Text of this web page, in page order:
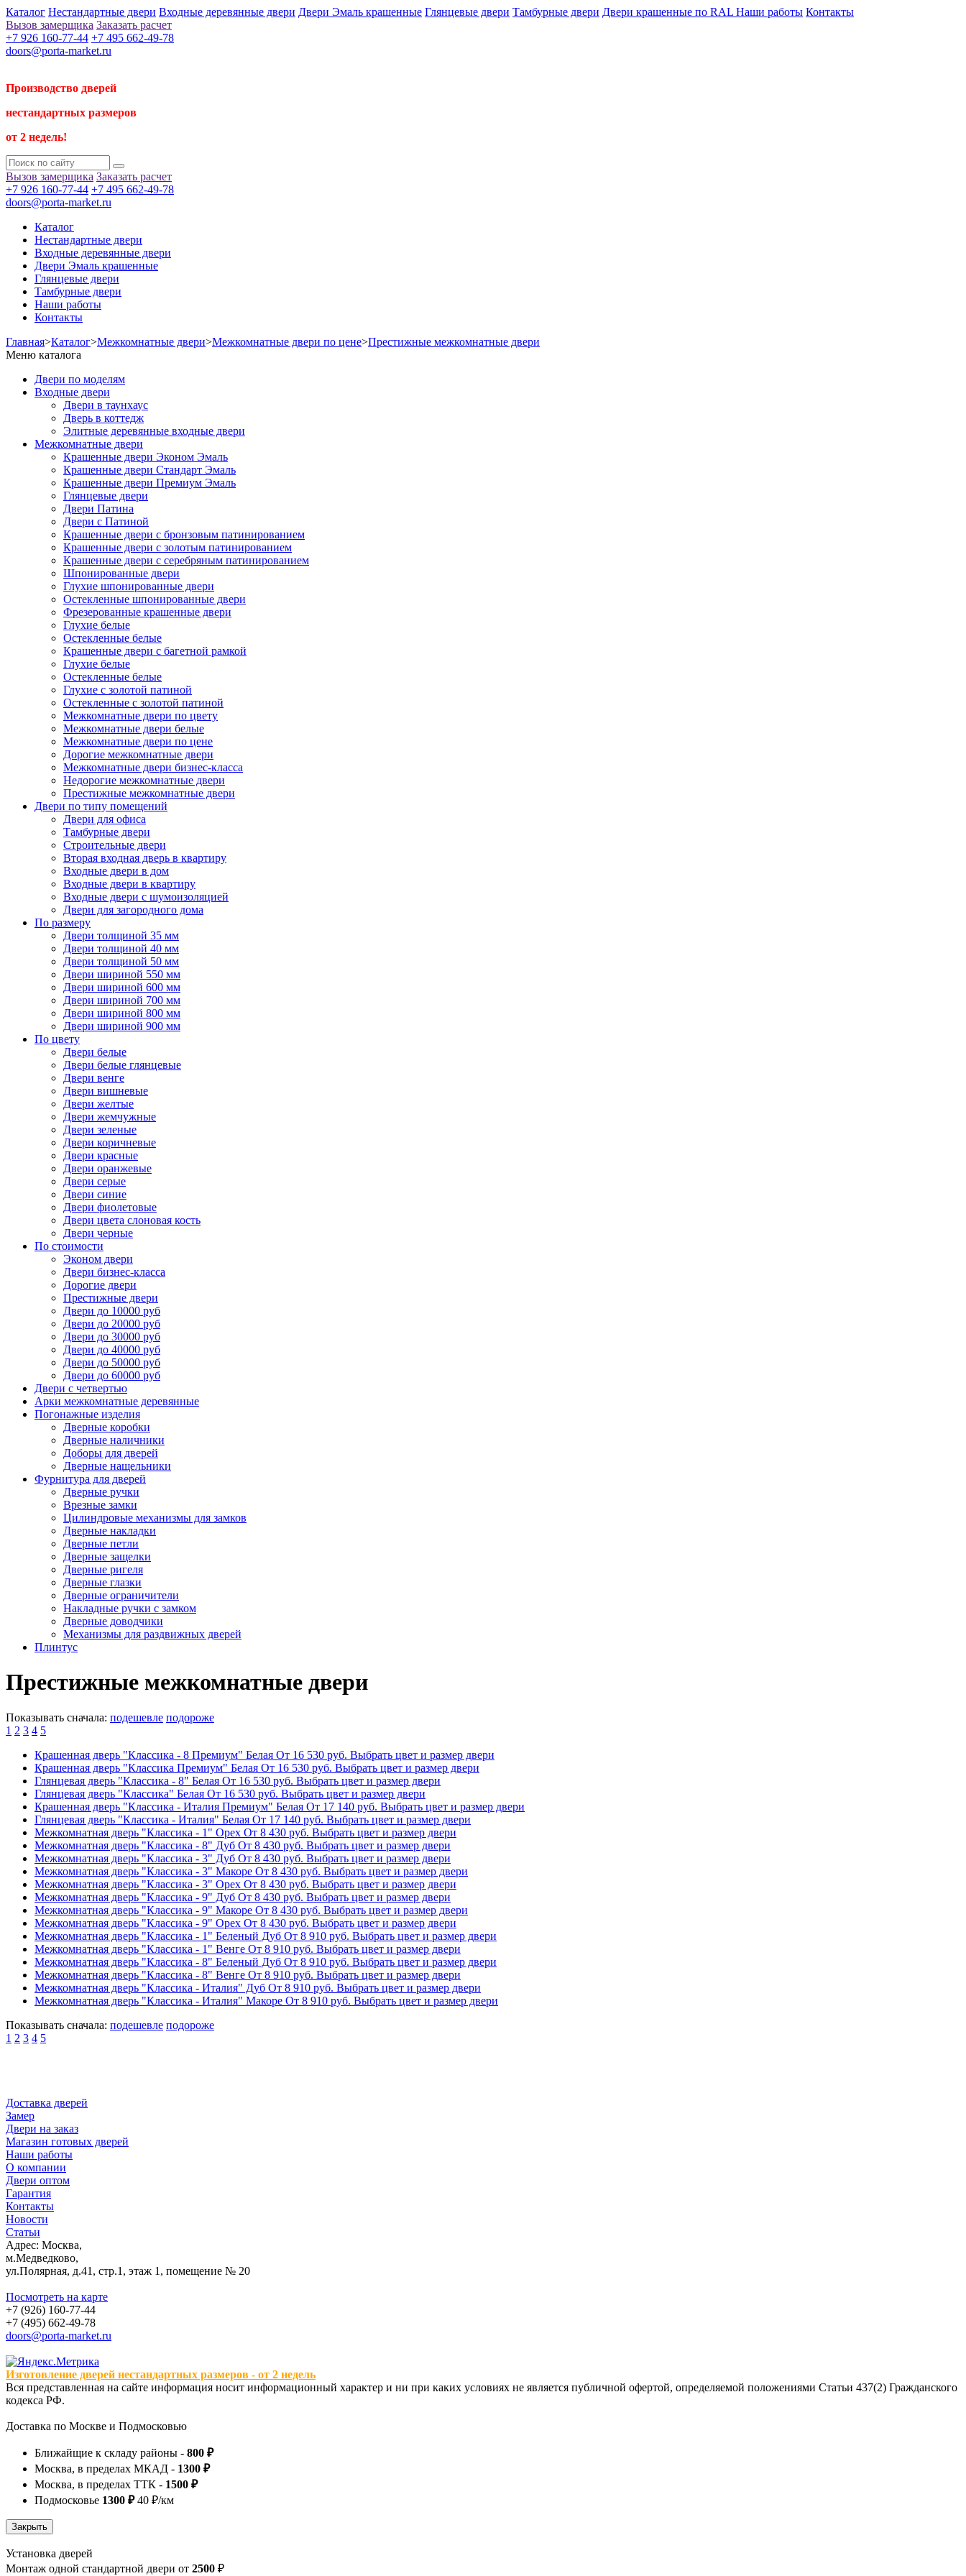
Каталог Нестандартные двери Входные деревянные двери Двери Эмаль крашенные Глянцевые двери Тамбурные двери Двери крашенные по RAL Наши работы Контакты
Вызов замерщика Заказать расчет
+7 926 160-77-44 +7 495 662-49-78
doors@porta-market.ru
Производство дверей
нестандартных размеров
от 2 недель!
Вызов замерщика Заказать расчет
+7 926 160-77-44 +7 495 662-49-78
doors@porta-market.ru
Каталог
Нестандартные двери
Входные деревянные двери
Двери Эмаль крашенные
Глянцевые двери
Тамбурные двери
Наши работы
Контакты
Главная>Каталог>Межкомнатные двери>Межкомнатные двери по цене>Престижные межкомнатные двери
Меню каталога
Двери по моделям
Входные двери
Двери в таунхаус
Дверь в коттедж
Элитные деревянные входные двери
Межкомнатные двери
Крашенные двери Эконом Эмаль
Крашенные двери Стандарт Эмаль
Крашенные двери Премиум Эмаль
Глянцевые двери
Двери Патина
Двери с Патиной
Крашенные двери с бронзовым патинированием
Крашенные двери с золотым патинированием
Крашенные двери с серебряным патинированием
Шпонированные двери
Глухие шпонированные двери
Остекленные шпонированные двери
Фрезерованные крашенные двери
Глухие белые
Остекленные белые
Крашенные двери с багетной рамкой
Глухие белые
Остекленные белые
Глухие с золотой патиной
Остекленные с золотой патиной
Межкомнатные двери по цвету
Межкомнатные двери белые
Межкомнатные двери по цене
Дорогие межкомнатные двери
Межкомнатные двери бизнес-класса
Недорогие межкомнатные двери
Престижные межкомнатные двери
Двери по типу помещений
Двери для офиса
Тамбурные двери
Строительные двери
Вторая входная дверь в квартиру
Входные двери в дом
Входные двери в квартиру
Входные двери с шумоизоляцией
Двери для загородного дома
По размеру
Двери толщиной 35 мм
Двери толщиной 40 мм
Двери толщиной 50 мм
Двери шириной 550 мм
Двери шириной 600 мм
Двери шириной 700 мм
Двери шириной 800 мм
Двери шириной 900 мм
По цвету
Двери белые
Двери белые глянцевые
Двери венге
Двери вишневые
Двери желтые
Двери жемчужные
Двери зеленые
Двери коричневые
Двери красные
Двери оранжевые
Двери серые
Двери синие
Двери фиолетовые
Двери цвета слоновая кость
Двери черные
По стоимости
Эконом двери
Двери бизнес-класса
Дорогие двери
Престижные двери
Двери до 10000 руб
Двери до 20000 руб
Двери до 30000 руб
Двери до 40000 руб
Двери до 50000 руб
Двери до 60000 руб
Двери с четвертью
Арки межкомнатные деревянные
Погонажные изделия
Дверные коробки
Дверные наличники
Доборы для дверей
Дверные нащельники
Фурнитура для дверей
Дверные ручки
Врезные замки
Цилиндровые механизмы для замков
Дверные накладки
Дверные петли
Дверные защелки
Дверные ригеля
Дверные глазки
Дверные ограничители
Накладные ручки с замком
Дверные доводчики
Механизмы для раздвижных дверей
Плинтус
Престижные межкомнатные двери
Показывать сначала: подешевле подороже
1 2 3 4 5
Крашенная дверь "Классика - 8 Премиум" Белая От 16 530 руб. Выбрать цвет и размер двери
Крашенная дверь "Классика Премиум" Белая От 16 530 руб. Выбрать цвет и размер двери
Глянцевая дверь "Классика - 8" Белая От 16 530 руб. Выбрать цвет и размер двери
Глянцевая дверь "Классика" Белая От 16 530 руб. Выбрать цвет и размер двери
Крашенная дверь "Классика - Италия Премиум" Белая От 17 140 руб. Выбрать цвет и размер двери
Глянцевая дверь "Классика - Италия" Белая От 17 140 руб. Выбрать цвет и размер двери
Межкомнатная дверь "Классика - 1" Орех От 8 430 руб. Выбрать цвет и размер двери
Межкомнатная дверь "Классика - 8" Дуб От 8 430 руб. Выбрать цвет и размер двери
Межкомнатная дверь "Классика - 3" Дуб От 8 430 руб. Выбрать цвет и размер двери
Межкомнатная дверь "Классика - 3" Макоре От 8 430 руб. Выбрать цвет и размер двери
Межкомнатная дверь "Классика - 3" Орех От 8 430 руб. Выбрать цвет и размер двери
Межкомнатная дверь "Классика - 9" Дуб От 8 430 руб. Выбрать цвет и размер двери
Межкомнатная дверь "Классика - 9" Макоре От 8 430 руб. Выбрать цвет и размер двери
Межкомнатная дверь "Классика - 9" Орех От 8 430 руб. Выбрать цвет и размер двери
Межкомнатная дверь "Классика - 1" Беленый Дуб От 8 910 руб. Выбрать цвет и размер двери
Межкомнатная дверь "Классика - 1" Венге От 8 910 руб. Выбрать цвет и размер двери
Межкомнатная дверь "Классика - 8" Беленый Дуб От 8 910 руб. Выбрать цвет и размер двери
Межкомнатная дверь "Классика - 8" Венге От 8 910 руб. Выбрать цвет и размер двери
Межкомнатная дверь "Классика - Италия" Дуб От 8 910 руб. Выбрать цвет и размер двери
Межкомнатная дверь "Классика - Италия" Макоре От 8 910 руб. Выбрать цвет и размер двери
Показывать сначала: подешевле подороже
1 2 3 4 5
Доставка дверей
Замер
Двери на заказ
Магазин готовых дверей
Наши работы
О компании
Двери оптом
Гарантия
Контакты
Новости
Статьи
Адрес: Москва,
м.Медведково,
ул.Полярная, д.41, стр.1, этаж 1, помещение № 20
Посмотреть на карте
+7 (926) 160-77-44
+7 (495) 662-49-78
doors@porta-market.ru
Изготовление дверей нестандартных размеров - от 2 недель
Вся представленная на сайте информация носит информационный характер и ни при каких условиях не является публичной офертой, определяемой положениями Статьи 437(2) Гражданского
кодекса РФ.
Доставка по Москве и Подмосковью
Ближайщие к складу районы - 800 ₽
Москва, в пределах МКАД - 1300 ₽
Москва, в пределах ТТК - 1500 ₽
Подмосковье 1300 ₽40 ₽/км
Установка дверей
Монтаж одной стандартной двери от 2500 ₽